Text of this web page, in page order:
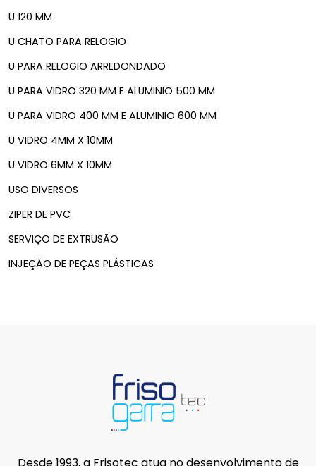
U 120 MM
U CHATO PARA RELOGIO
U PARA RELOGIO ARREDONDADO
U PARA VIDRO 320 MM E ALUMINIO 500 MM
U PARA VIDRO 400 MM E ALUMINIO 600 MM
U VIDRO 4MM X 10MM
U VIDRO 6MM X 10MM
USO DIVERSOS
ZIPER DE PVC
SERVIÇO DE EXTRUSÃO
INJEÇÃO DE PEÇAS PLÁSTICAS